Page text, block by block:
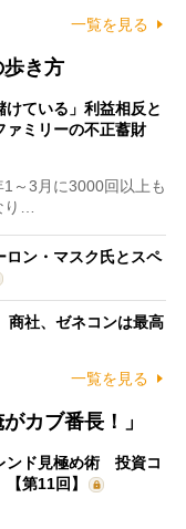
一覧を見る
き方
けている」利益相反と
ァミリーの不正蓄財
～3月に3000回以上も
…
ロン・マスク氏とスペ
商社、ゼネコンは最高
一覧を見る
カブ番長！」
ンド見極め術 投資コ
第11回】